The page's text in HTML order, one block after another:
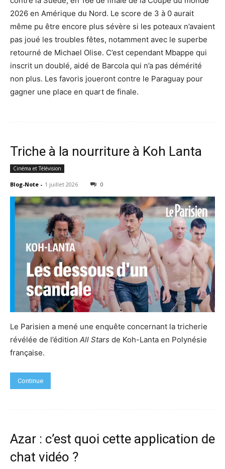
2026 en Amérique du Nord. Le score de 3 à 0 aurait
même pu être encore plus sévère si les poteaux n’avaient
pas joué les troubles fêtes, notamment avec le superbe
retourné de Michael Olise. C’est cependant Mbappe qui
inscrit un doublé, aidé de Barcola qui n’a pas démérité
non plus. Les favoris joueront contre le Paraguay pour
gagner une place en quart de finale.
Triche à la nourriture à Koh Lanta
Cinéma et Télévision
Blog-Note - 1 juillet 2026 0
Le Parisien a mené une enquête concernant la tricherie
révélée de l’édition All Stars de Koh-Lanta en Polynésie
française.
Continue
Azar : c’est quoi cette application de
chat vidéo ?